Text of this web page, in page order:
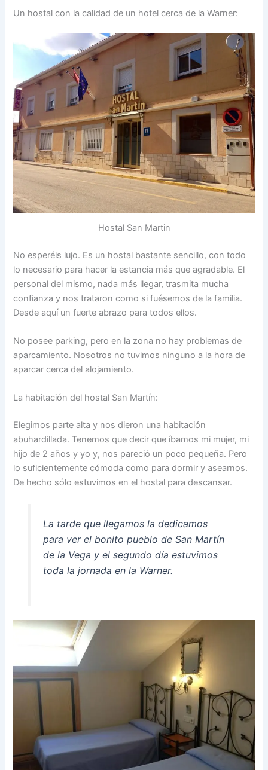
Un hostal con la calidad de un hotel cerca de la Warner:
Hostal San Martin
No esperéis lujo. Es un hostal bastante sencillo, con todo
lo necesario para hacer la estancia más que agradable. El
personal del mismo, nada más llegar, trasmita mucha
confianza y nos trataron como si fuésemos de la familia.
Desde aquí un fuerte abrazo para todos ellos.
No posee parking, pero en la zona no hay problemas de
aparcamiento. Nosotros no tuvimos ninguno a la hora de
aparcar cerca del alojamiento.
La habitación del hostal San Martín:
Elegimos parte alta y nos dieron una habitación
abuhardillada. Tenemos que decir que íbamos mi mujer, mi
hijo de 2 años y yo y, nos pareció un poco pequeña. Pero
lo suficientemente cómoda como para dormir y asearnos.
De hecho sólo estuvimos en el hostal para descansar.
La tarde que llegamos la dedicamos
para ver el bonito pueblo de San Martín
de la Vega y el segundo día estuvimos
toda la jornada en la Warner.